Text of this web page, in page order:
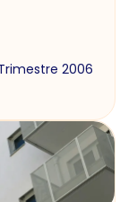
2006